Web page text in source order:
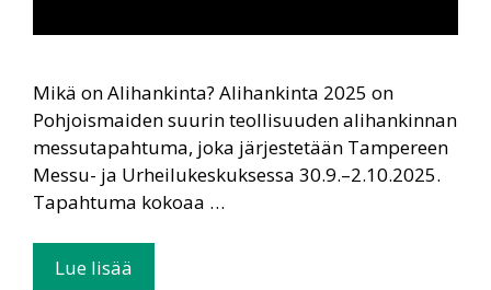
Mikä on Alihankinta? Alihankinta 2025 on
Pohjoismaiden suurin teollisuuden alihankinnan
messutapahtuma, joka järjestetään Tampereen
Messu- ja Urheilukeskuksessa 30.9.–2.10.2025.
Tapahtuma kokoaa …
Lue lisää